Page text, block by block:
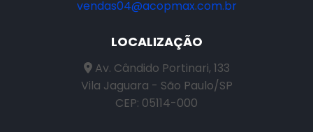
vendas04@acopmax.com.br
LOCALIZAÇÃO
Av. Cândido Portinari, 133
Vila Jaguara - São Paulo/SP
CEP: 05114-000